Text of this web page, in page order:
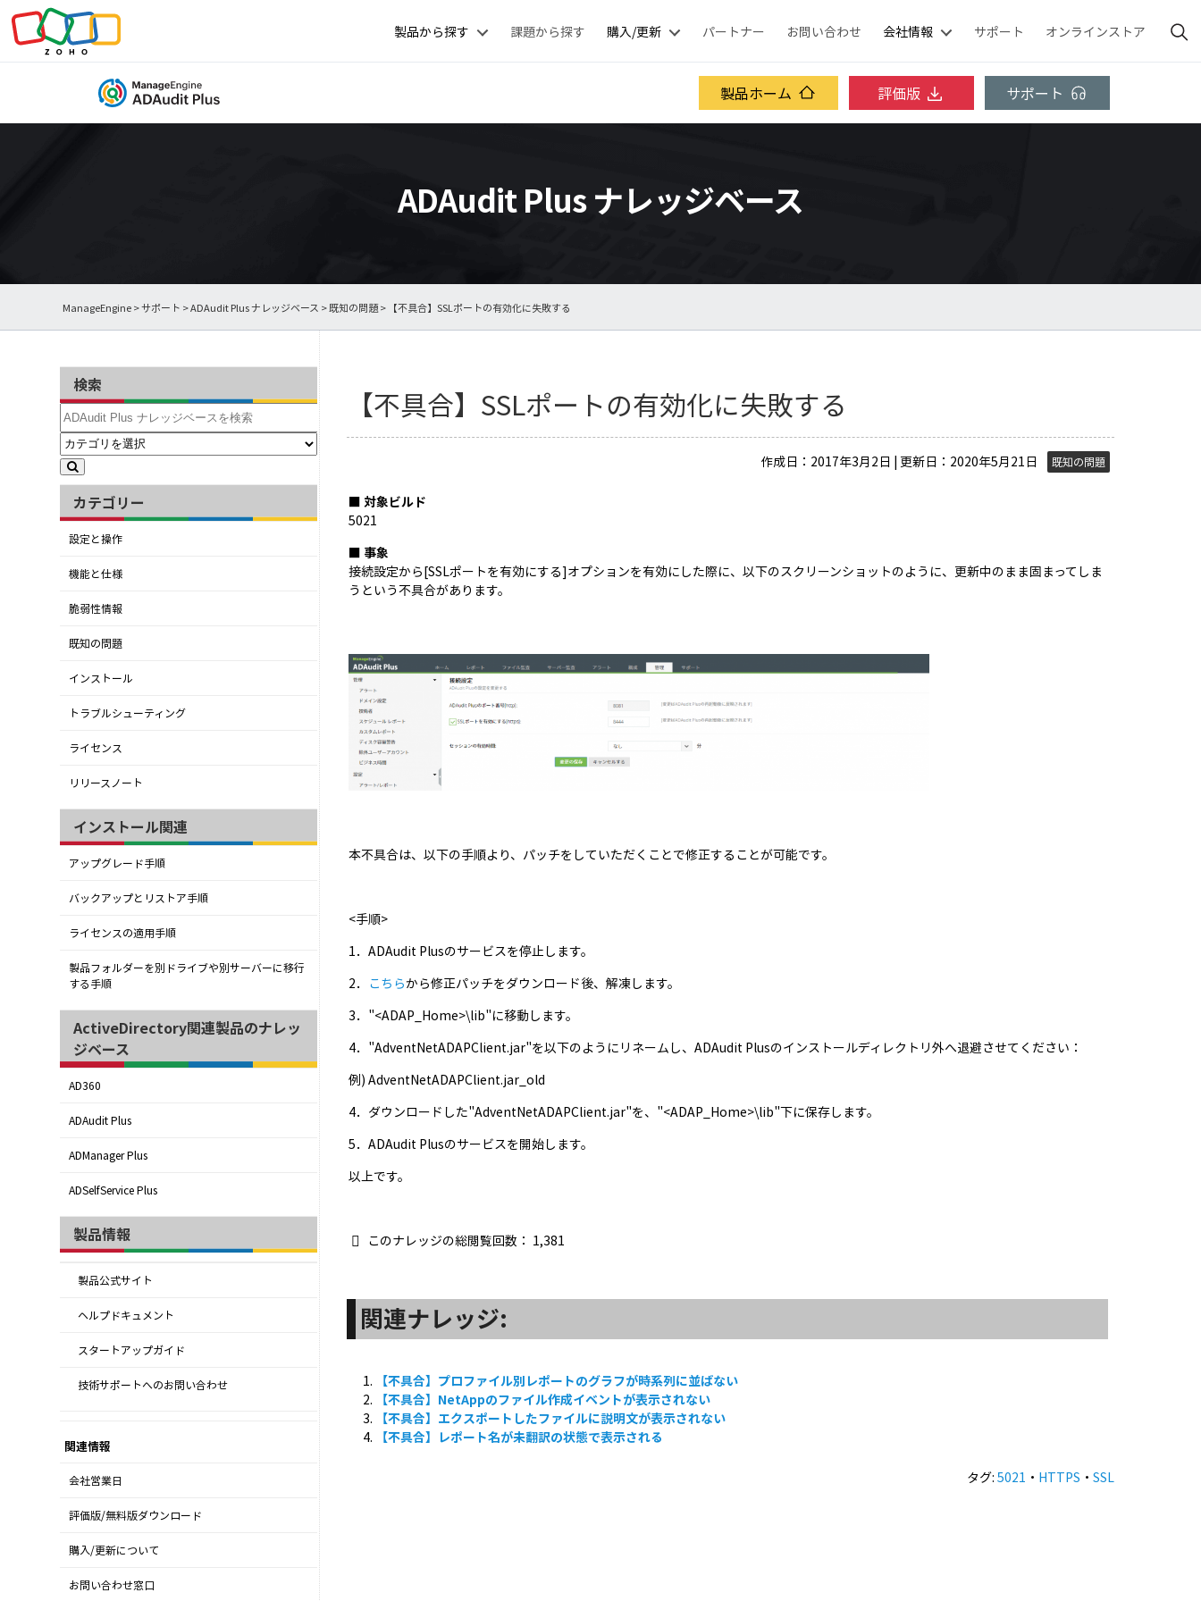
製品から探す 課題から探す 購入/更新 パートナー お問い合わせ 会社情報 サポート オンラインストア
製品ホーム 評価版 サポート
ADAudit Plus ナレッジベース
ManageEngine>サポート >ADAudit Plus ナレッジベース >既知の問題> 【不具合】SSLポートの有効化に失敗する
検索
カテゴリー
設定と操作
機能と仕様
脆弱性情報
既知の問題
インストール
トラブルシューティング
ライセンス
リリースノート
インストール関連
アップグレード手順
バックアップとリストア手順
ライセンスの適用手順
製品フォルダーを別ドライブや別サーバーに移行
する手順
ActiveDirectory関連製品のナレッ
ジベース
AD360
ADAudit Plus
ADManager Plus
ADSelfService Plus
製品情報
製品公式サイト
ヘルプドキュメント
スタートアップガイド
技術サポートへのお問い合わせ
関連情報
会社営業日
評価版/無料版ダウンロード
購入/更新について
お問い合わせ窓口
【不具合】SSLポートの有効化に失敗する
作成日：2017年3月2日 | 更新日：2020年5月21日 既知の問題
■ 対象ビルド
5021
■ 事象
接続設定から[SSLポートを有効にする]オプションを有効にした際に、以下のスクリーンショットのように、更新中のまま固まってしま
うという不具合があります。
本不具合は、以下の手順より、パッチをしていただくことで修正することが可能です。
<手順>
1．ADAudit Plusのサービスを停止します。
2． こちらから修正パッチをダウンロード後、解凍します。
3．"<ADAP_Home>\lib"に移動します。
4．"AdventNetADAPClient.jar"を以下のようにリネームし、ADAudit Plusのインストールディレクトリ外へ退避させてください：
例) AdventNetADAPClient.jar_old
4．ダウンロードした"AdventNetADAPClient.jar"を、"<ADAP_Home>\lib"下に保存します。
5．ADAudit Plusのサービスを開始します。
以上です。
このナレッジの総閲覧回数： 1,381
関連ナレッジ:
【不具合】プロファイル別レポートのグラフが時系列に並ばない
【不具合】NetAppのファイル作成イベントが表示されない
【不具合】エクスポートしたファイルに説明文が表示されない
【不具合】レポート名が未翻訳の状態で表示される
タグ:5021 ・ HTTPS ・SSL